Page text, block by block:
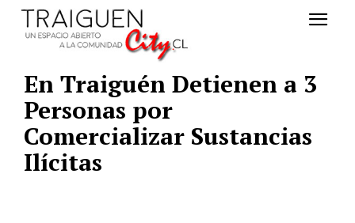
En Traiguén Detienen a 3
Personas por
Comercializar Sustancias
Ilícitas